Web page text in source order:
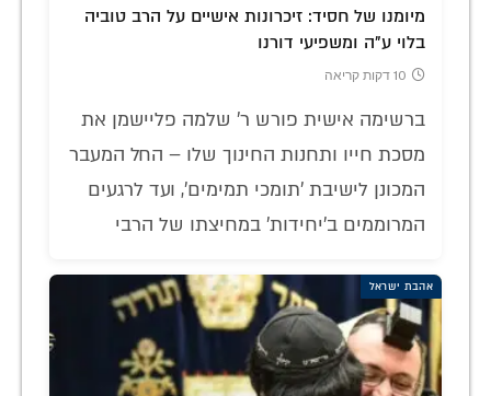
מיומנו של חסיד: זיכרונות אישיים על הרב טוביה
בלוי ע"ה ומשפיעי דורנו
10 דקות קריאה
ברשימה אישית פורש ר' שלמה פליישמן את
מסכת חייו ותחנות החינוך שלו – החל המעבר
המכונן לישיבת 'תומכי תמימים', ועד לרגעים
המרוממים ב'יחידות' במחיצתו של הרבי
אהבת ישראל